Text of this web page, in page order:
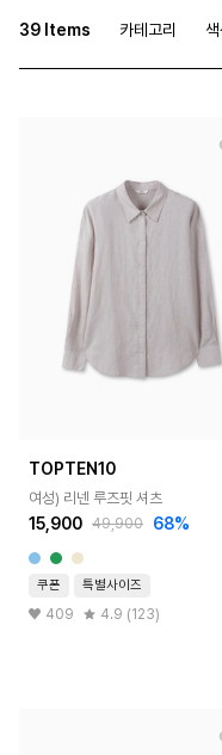
39 Items 카테고리
TOPTEN10
여성) 리넨 루즈핏 셔츠
15,900 49,900 68%
쿠폰 특별사이즈
409 4.9 (123)